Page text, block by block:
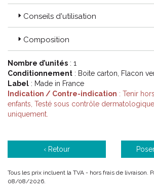
Conseils d'utilisation
Composition
Nombre d’unités : 1
Conditionnement : Boite carton, Flacon
Label : Made in France
Indication / Contre-indication : Tenir
enfants, Testé sous contrôle
uniquement.
‹ Retour
Tous les prix incluent la TVA - hors frais de livraison.
08/08/2026.